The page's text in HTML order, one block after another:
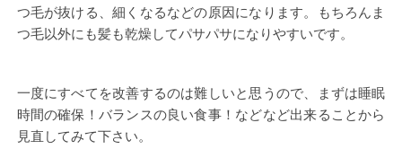
つ毛が抜ける、細くなるなどの原因になります。もちろんま
つ毛以外にも髪も乾燥してパサパサになりやすいです。
一度にすべてを改善するのは難しいと思うので、まずは睡眠
時間の確保！バランスの良い食事！などなど出来ることから
見直してみて下さい。